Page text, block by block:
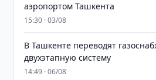
аэропортом Ташкента
15:30 · 03/08
В Ташкенте переводят
двухэтапную систему
14:49 · 06/08